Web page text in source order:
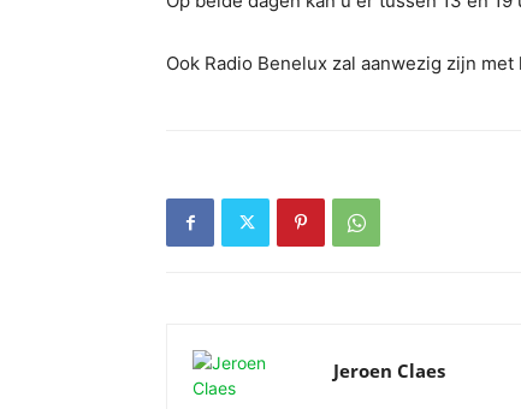
Ook Radio Benelux zal aanwezig zijn
Jeroen Claes